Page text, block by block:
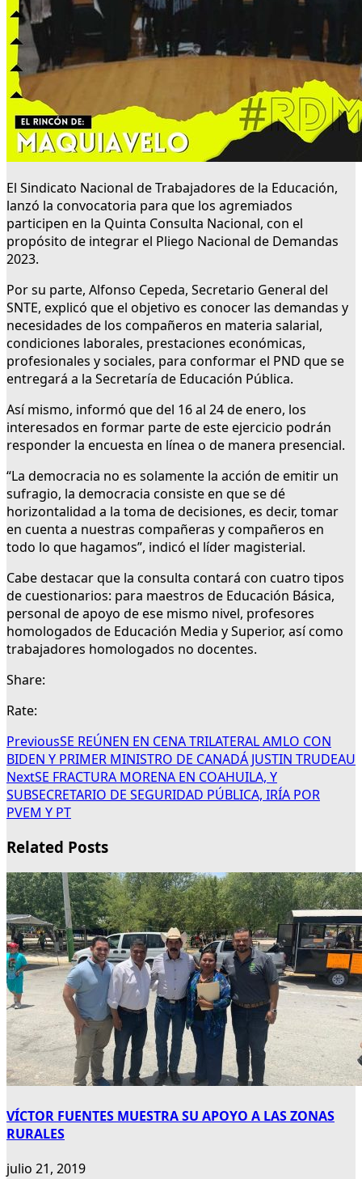
El Sindicato Nacional de Trabajadores de la Educación,
lanzó la convocatoria para que los agremiados
participen en la Quinta Consulta Nacional, con el
propósito de integrar el Pliego Nacional de Demandas
2023.
Por su parte, Alfonso Cepeda, Secretario General del
SNTE, explicó que el objetivo es conocer las demandas y
necesidades de los compañeros en materia salarial,
condiciones laborales, prestaciones económicas,
profesionales y sociales, para conformar el PND que se
entregará a la Secretaría de Educación Pública.
Así mismo, informó que del 16 al 24 de enero, los
interesados en formar parte de este ejercicio podrán
responder la encuesta en línea o de manera presencial.
“La democracia no es solamente la acción de emitir un
sufragio, la democracia consiste en que se dé
horizontalidad a la toma de decisiones, es decir, tomar
en cuenta a nuestras compañeras y compañeros en
todo lo que hagamos”, indicó el líder magisterial.
Cabe destacar que la consulta contará con cuatro tipos
de cuestionarios: para maestros de Educación Básica,
personal de apoyo de ese mismo nivel, profesores
homologados de Educación Media y Superior, así como
trabajadores homologados no docentes.
Share:
Rate:
PreviousSE REÚNEN EN CENA TRILATERAL AMLO CON
BIDEN Y PRIMER MINISTRO DE CANADÁ JUSTIN TRUDEAU
NextSE FRACTURA MORENA EN COAHUILA, Y
SUBSECRETARIO DE SEGURIDAD PÚBLICA, IRÍA POR
PVEM Y PT
Related Posts
VÍCTOR FUENTES MUESTRA SU APOYO A LAS ZONAS
RURALES
julio 21, 2019